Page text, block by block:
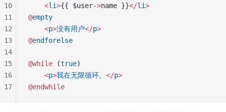
    <
li>{{ $user->name }}</li>
@empty
    <
p>没有用户</p>
@endforelse
@while (true)
    <
p>我在无限循环。 </p>
@endwhile
10
11
12
13
14
15
16
17